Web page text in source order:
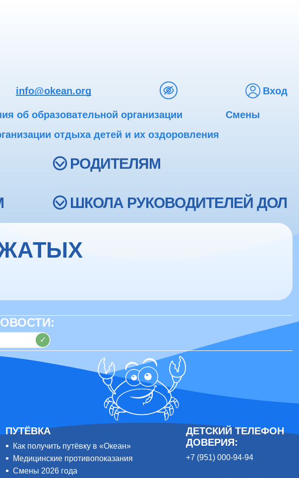
info@okean.org Вход
об образовательной организации
Смены
отдыха детей и их оздоровления
РОДИТЕЛЯМ
ШКОЛА РУКОВОДИТЕЛЕЙ ДОЛ
✓
ПУТЁВКА
Как получить путёвку в «Океан»
Медицинские противопоказания
Смены 2026 года
ДЕТСКИЙ ТЕЛЕФОН
ДОВЕРИЯ:
+7 (951) 000-94-94